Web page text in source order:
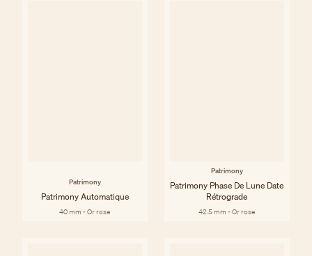
Patrimony
Patrimony Automatique
40 mm - Or rose
Patrimony
Patrimony Phase De Lune Date
Rétrograde
42.5 mm - Or rose